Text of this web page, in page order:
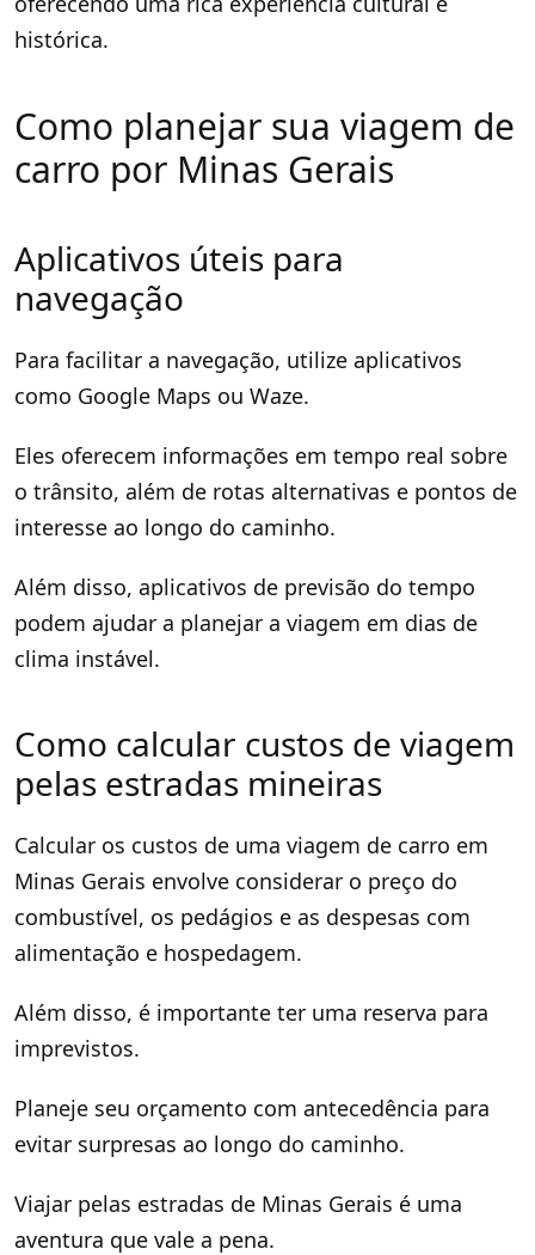
histórica.
Como planejar sua viagem de
carro por Minas Gerais
Aplicativos úteis para
navegação
Para facilitar a navegação, utilize aplicativos
como Google Maps ou Waze.
Eles oferecem informações em tempo real sobre
o trânsito, além de rotas alternativas e pontos de
interesse ao longo do caminho.
Além disso, aplicativos de previsão do tempo
podem ajudar a planejar a viagem em dias de
clima instável.
Como calcular custos de viagem
pelas estradas mineiras
Calcular os custos de uma viagem de carro em
Minas Gerais envolve considerar o preço do
combustível, os pedágios e as despesas com
alimentação e hospedagem.
Além disso, é importante ter uma reserva para
imprevistos.
Planeje seu orçamento com antecedência para
evitar surpresas ao longo do caminho.
Viajar pelas estradas de Minas Gerais é uma
aventura que vale a pena.